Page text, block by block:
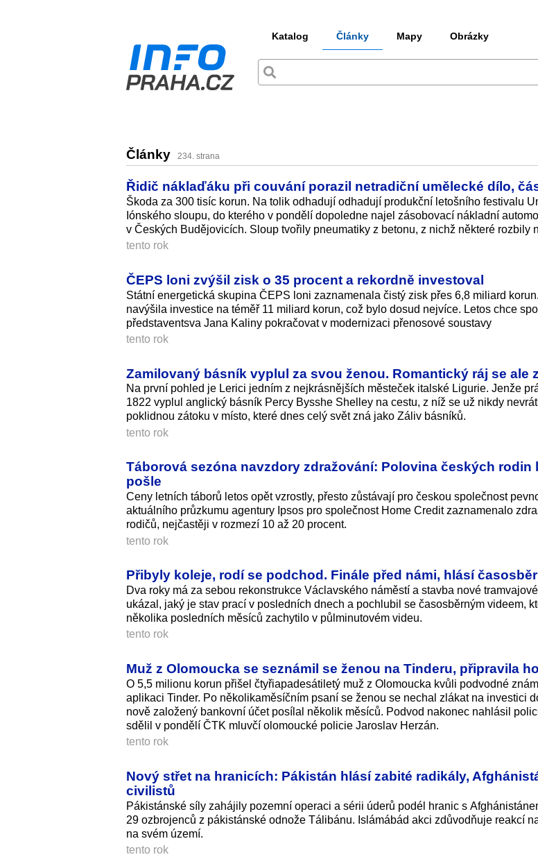
Katalog Články Mapy Obrázky
Články 234. strana
Řidič náklaďáku při couvání porazil netradiční umělecké dílo,
Škoda za 300 tisíc korun. Na tolik odhadují odhadují produkční letošního festivalu
Iónského sloupu, do kterého v pondělí dopoledne najel zásobovací nákladní
v Českých Budějovicích. Sloup tvořily pneumatiky z betonu, z nichž některé rozbily
tento rok
ČEPS loni zvýšil zisk o 35 procent a rekordně investoval
Státní energetická skupina ČEPS loni zaznamenala čistý zisk přes 6,8 miliard
navýšila investice na téměř 11 miliard korun, což bylo dosud nejvíce. Letos chce
představentsva Jana Kaliny pokračovat v modernizaci přenosové soustavy
tento rok
Zamilovaný básník vyplul za svou ženou. Romantický ráj se ale
Na první pohled je Lerici jedním z nejkrásnějších městeček italské Ligurie. Jenže
1822 vyplul anglický básník Percy Bysshe Shelley na cestu, z níž se už nikdy
poklidnou zátoku v místo, které dnes celý svět zná jako Záliv básníků.
tento rok
Táborová sezóna navzdory zdražování: Polovina českých rodin
pošle
Ceny letních táborů letos opět vzrostly, přesto zůstávají pro českou společnost
aktuálního průzkumu agentury Ipsos pro společnost Home Credit zaznamenalo
rodičů, nejčastěji v rozmezí 10 až 20 procent.
tento rok
Přibyly koleje, rodí se podchod. Finále před námi, hlásí
Dva roky má za sebou rekonstrukce Václavského náměstí a stavba nové
ukázal, jaký je stav prací v posledních dnech a pochlubil se časosběrným videem,
několika posledních měsíců zachytilo v půlminutovém vi­deu.
tento rok
Muž z Olomoucka se seznámil se ženou na Tinderu, připravila
O 5,5 milionu korun přišel čtyřiapadesátiletý muž z Olomoucka kvůli podvodné
aplikaci Tinder. Po několikaměsíčním psaní se ženou se nechal zlákat na investici
nově založený bankovní účet posílal několik měsíců. Podvod nakonec nahlásil
sdělil v pondělí ČTK mluvčí olomoucké policie Jaroslav Herzán.
tento rok
Nový střet na hranicích: Pákistán hlásí zabité radikály,
civilistů
Pákistánské síly zahájily pozemní operaci a sérii úderů podél hranic s
29 ozbrojenců z pákistánské odnože Tálibánu. Islámábád akci zdůvodňuje reakcí
na svém území.
tento rok